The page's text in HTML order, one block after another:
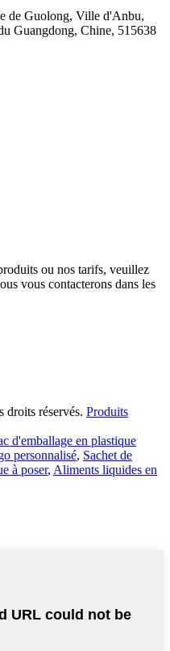
de Guolong, Ville d'Anbu,
Guangdong, Chine, 515638
ou nos tarifs, veuillez
vous contacterons dans les
réservés. Produits
d'emballage en plastique
personnalisé, Sachet de
à poser, Aliments liquides en